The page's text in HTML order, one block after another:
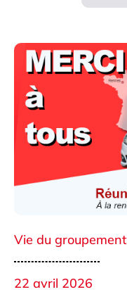
Vie du groupement
22 avril 2026